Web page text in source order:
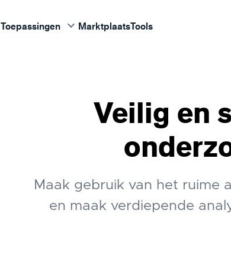
Toepassingen keyboard_arrow_down MarktplaatsTools
Veilig en
Maak gebruik van het ruime
en maak verdiepende